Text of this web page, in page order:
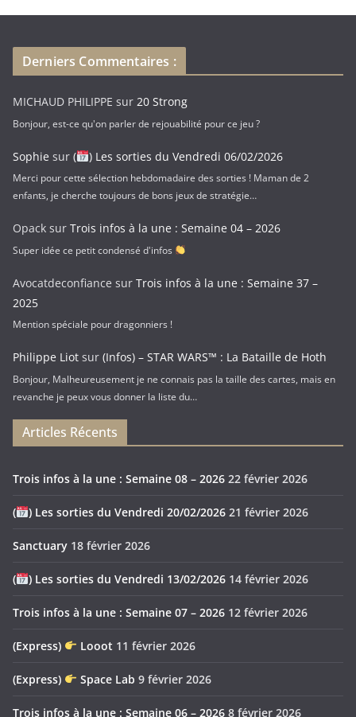
-
i
l
Derniers Commentaires :
MICHAUD PHILIPPE sur 20 Strong
Bonjour, est-ce qu'on parler de rejouabilité pour ce jeu ?
Sophie sur ( ) Les sorties du Vendredi 06/02/2026
Merci pour cette sélection hebdomadaire des sorties ! Maman de 2
enfants, je cherche toujours de bons jeux de stratégie…
Opack sur Trois infos à la une : Semaine 04 – 2026
Super idée ce petit condensé d'infos
Avocatdeconfiance sur Trois infos à la une : Semaine 37 –
2025
Mention spéciale pour dragonniers !
Philippe Liot sur (Infos) – STAR WARS™ : La Bataille de Hoth
Bonjour, Malheureusement je ne connais pas la taille des cartes, mais en
revanche je peux vous donner la liste du…
Articles Récents
Trois infos à la une : Semaine 08 – 2026 22 février 2026
( ) Les sorties du Vendredi 20/02/2026 21 février 2026
Sanctuary 18 février 2026
( ) Les sorties du Vendredi 13/02/2026 14 février 2026
Trois infos à la une : Semaine 07 – 2026 12 février 2026
(Express) Looot 11 février 2026
(Express) Space Lab 9 février 2026
Trois infos à la une : Semaine 06 – 2026 8 février 2026